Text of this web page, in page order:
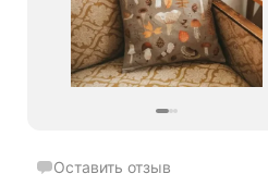
Оставить отзыв